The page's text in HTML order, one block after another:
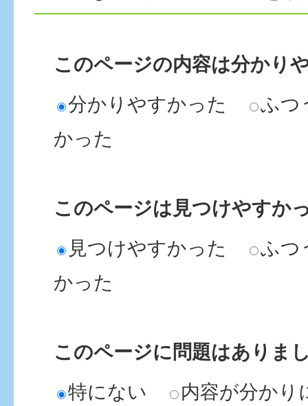
このページの内容は分かり
分かりやすかった
ふつ
かった
このページは見つけやすか
見つけやすかった
ふつ
かった
このページに問題はありま
特にない
内容が分かり